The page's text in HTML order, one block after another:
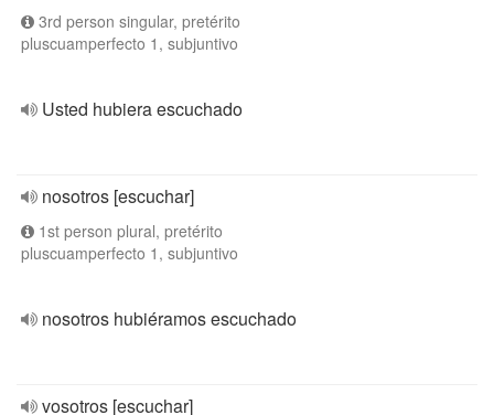
3rd person singular, pretérito
pluscuamperfecto 1, subjuntivo
Usted hubiera escuchado
nosotros [escuchar]
1st person plural, pretérito
pluscuamperfecto 1, subjuntivo
nosotros hubiéramos escuchado
vosotros [escuchar]